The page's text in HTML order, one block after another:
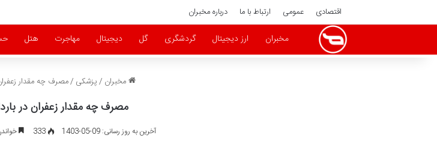
اقتصادی عمومی ارتباط با ما درباره مخبران
مخبران ارز دیجیتال گردشگری گل دیجیتال مهاجرت هتل
مخبران /پزشکی /مصرف چه مقدار
مصرف چه مقدار زعفران در
آخرین به روز رسانی: 09-05-1403 333 خواندن